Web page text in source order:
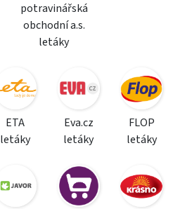
potravinářská
obchodní a.s.
letáky
ETA
letáky
Eva.cz
letáky
FLOP
letáky